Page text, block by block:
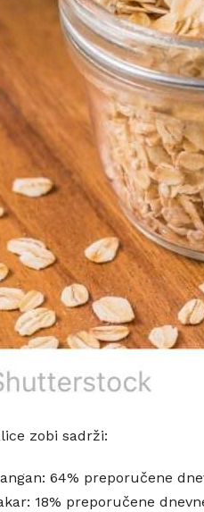
zobi sadrži:
64% preporučene
18% preporučene